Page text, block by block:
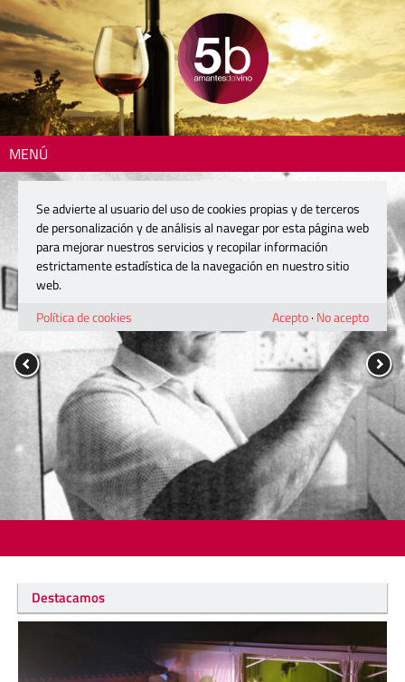
MENÚ
Destacamos
Se advierte al usuario del uso de cookies propias y de terceros
de personalización y de análisis al navegar por esta página web
para mejorar nuestros servicios y recopilar información
estrictamente estadística de la navegación en nuestro sitio
web.
Política de cookies
Acepto· No acepto